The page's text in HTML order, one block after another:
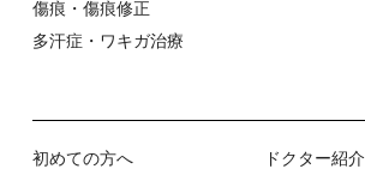
傷痕・傷痕修正
多汗症・ワキガ治療
初めての⽅へ
ドクター紹介